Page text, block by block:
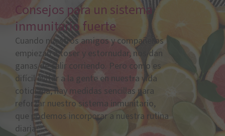
Consejos para un sistema
inmunitario fuerte
Cuando nuestros amigos y compañeros
empiezan a toser y estornudar, nos dan
ganas de salir corriendo. Pero como es
difícil evitar a la gente en nuestra vida
cotidiana, hay medidas sencillas para
reforzar nuestro sistema inmunitario,
que podemos incorporar a nuestra rutina
diaria.